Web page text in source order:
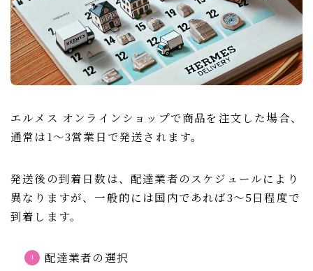
エルメス オンラインショップで商品を注文した場合、
通常は1〜3営業日で発送されます。
発送後の到着日数は、配達業者のスケジュールにより
異なりますが、一般的には国内であれば3〜5日程度で
到着します。
配達業者の選択